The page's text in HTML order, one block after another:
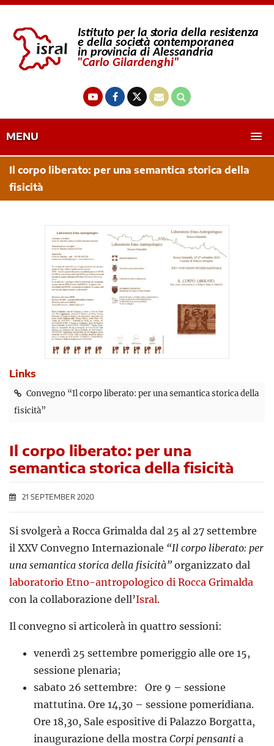
MENU
Il corpo liberato: per una semantica storica della
fisicità
Links
Convegno “Il corpo liberato: per una semantica storica della
fisicità”
Il corpo liberato: per una
semantica storica della fisicità
21 SEPTEMBER 2020
Si svolgerà a Rocca Grimalda dal 25 al 27 settembre
il XXV Convegno Internazionale “Il corpo liberato: per
una semantica storica della fisicità” organizzato dal
laboratorio Etno-antropologico di Rocca Grimalda
con la collaborazione dell’Isral.
Il convegno si articolerà in quattro sessioni:
venerdì 25 settembre pomeriggio alle ore 15,
sessione plenaria;
sabato 26 settembre: Ore 9 – sessione
mattutina. Ore 14,30 – sessione pomeridiana.
Ore 18,30, Sale espositive di Palazzo Borgatta,
inaugurazione della mostra Corpi pensanti a